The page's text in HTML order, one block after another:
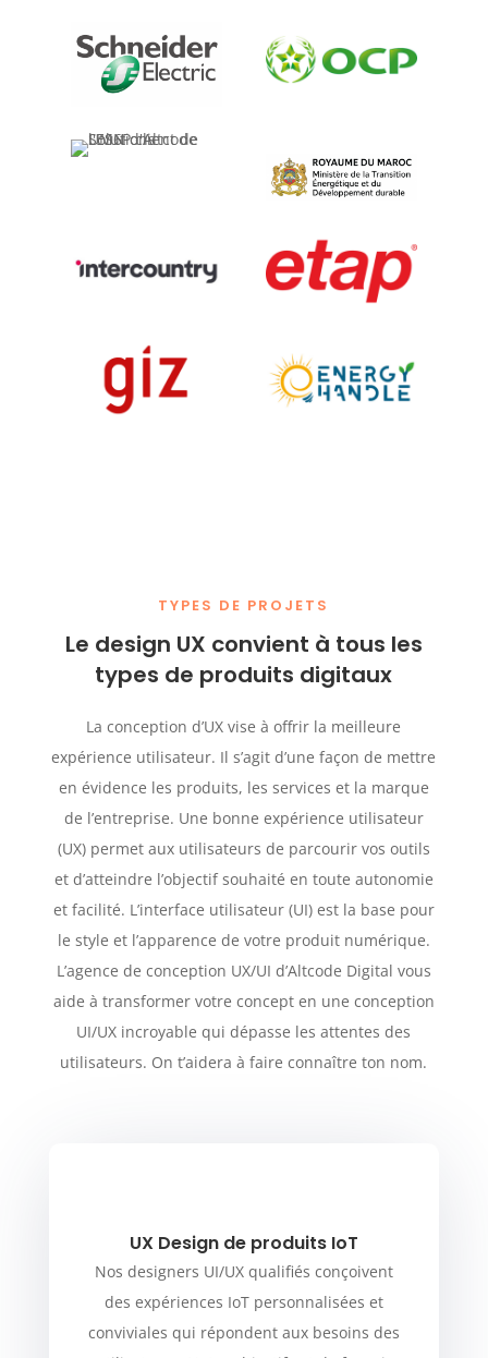
TYPES DE PROJETS
Le design UX convient à tous les
types de produits digitaux
La conception d’UX vise à offrir la meilleure
expérience utilisateur. Il s’agit d’une façon de mettre
en évidence les produits, les services et la marque
de l’entreprise. Une bonne expérience utilisateur
(UX) permet aux utilisateurs de parcourir vos outils
et d’atteindre l’objectif souhaité en toute autonomie
et facilité. L’interface utilisateur (UI) est la base pour
le style et l’apparence de votre produit numérique.
L’agence de conception UX/UI d’Altcode Digital vous
aide à transformer votre concept en une conception
UI/UX incroyable qui dépasse les attentes des
utilisateurs. On t’aidera à faire connaître ton nom.
UX Design de produits IoT
Nos designers UI/UX qualifiés conçoivent
des expériences IoT personnalisées et
conviviales qui répondent aux besoins des